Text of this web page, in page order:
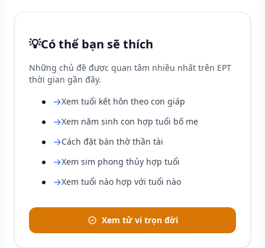
💡Có thể bạn sẽ thích
Những chủ đề được quan tâm nhiều nhất trên EPT
thời gian gần đây.
→Xem tuổi kết hôn theo con giáp
→Xem năm sinh con hợp tuổi bố mẹ
→Cách đặt bàn thờ thần tài
→Xem sim phong thủy hợp tuổi
→Xem tuổi nào hợp với tuổi nào
Xem tử vi trọn đời